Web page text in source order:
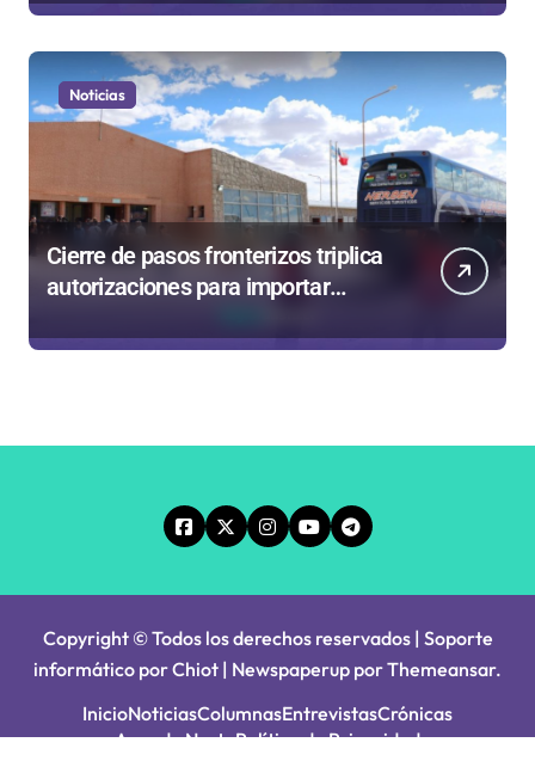
Noticias
Cierre de pasos fronterizos triplica
autorizaciones para importar
Copyright © Todos los derechos reservados | Soporte
informático por Chiot | Newspaperup porThemeansar.
InicioNoticiasColumnasEntrevistasCrónicas
Agenda NortePolítica de Privacidad